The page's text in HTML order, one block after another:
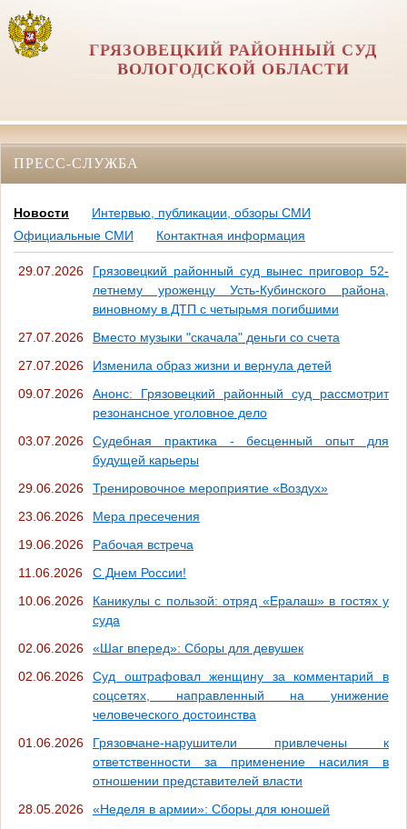
ГРЯЗОВЕЦКИЙ РАЙОННЫЙ СУД
ВОЛОГОДСКОЙ ОБЛАСТИ
ПРЕСС-СЛУЖБА
Новости
Интервью, публикации, обзоры СМИ
Официальные СМИ
Контактная информация
29.07.2026
Грязовецкий районный суд вынес приговор 52-
летнему уроженцу Усть-Кубинского района,
виновному в ДТП с четырьмя погибшими
27.07.2026
Вместо музыки "скачала" деньги со счета
27.07.2026
Изменила образ жизни и вернула детей
09.07.2026
Анонс: Грязовецкий районный суд рассмотрит
резонансное уголовное дело
03.07.2026
Судебная практика - бесценный опыт для
будущей карьеры
29.06.2026
Тренировочное мероприятие «Воздух»
23.06.2026
Мера пресечения
19.06.2026
Рабочая встреча
11.06.2026
С Днем России!
10.06.2026
Каникулы с пользой: отряд «Ералаш» в гостях у
суда
02.06.2026
«Шаг вперед»: Сборы для девушек
02.06.2026
Суд оштрафовал женщину за комментарий в
соцсетях, направленный на унижение
человеческого достоинства
01.06.2026
Грязовчане-нарушители привлечены к
ответственности за применение насилия в
отношении представителей власти
28.05.2026
«Неделя в армии»: Сборы для юношей